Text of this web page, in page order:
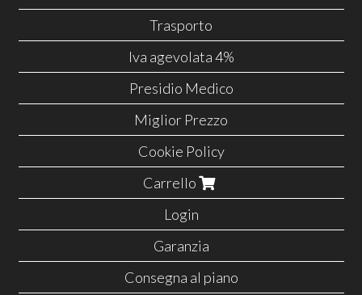
Trasporto
Iva agevolata 4%
Presidio Medico
Miglior Prezzo
Cookie Policy
Carrello
Login
Garanzia
Consegna al piano